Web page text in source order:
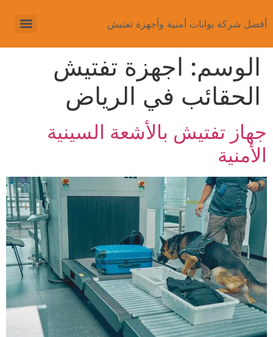
أفضل شركة بوابات أمنية وأجهزة تفتيش
الوسم: اجهزة تفتيش
الحقائب في الرياض
جهاز تفتيش بالأشعة السينية
الأمنية